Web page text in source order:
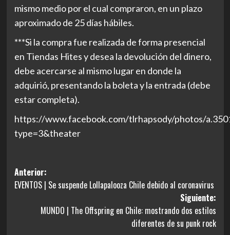
mismo medio por el cual compraron, en un plazo
aproximado de 25 días hábiles.
***Si la compra fue realizada de forma presencial
en Tiendas Hites y desea la devolución del dinero,
debe acercarse al mismo lugar en donde la
adquirió, presentando la boleta y la entrada (debe
estar completa).
https://www.facebook.com/tlrhapsody/photos/
type=3&theater
Navegación
de
entradas
Anterior:
EVENTOS | Se suspende Lollapalooza Chile debido al coronavirus
Siguiente:
MUNDO | The Offspring en Chile: mostrando dos estilos
diferentes de su punk rock